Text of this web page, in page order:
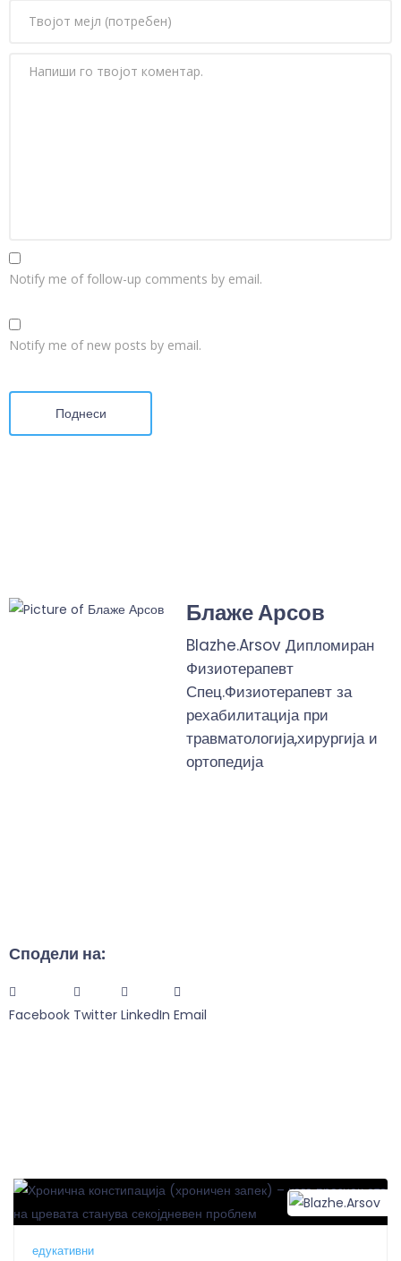
Notify me of follow-up comments by email.
Notify me of new posts by email.
Поднеси
Блаже Арсов
Blazhe.Arsov Дипломиран
Физиотерапевт
Спец.Физиотерапевт за
рехабилитација при
травматологија,хирургија и
ортопедија
Сподели на:
Facebook Twitter LinkedIn Email
едукативни